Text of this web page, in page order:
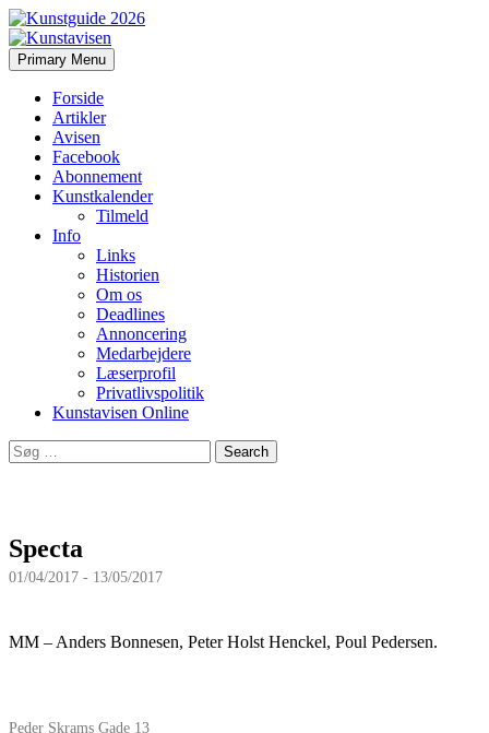
Kunstavisen
Search
Primary Menu Skip
to
Forside
Artikler
Avisen
Facebook
Abonnement
Kunstkalender
Tilmeld
Info
Links
Historien
Om os
Deadlines
Annoncering
Medarbejdere
Læserprofil
Privatlivspolitik
Kunstavisen Online
Search
for:
Specta
01/04/2017 - 13/05/2017
MM – Anders Bonnesen, Peter Holst Henckel, Poul Pedersen.
Peder Skrams Gade 13